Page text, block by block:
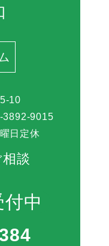
10
9015
日定休
談
中